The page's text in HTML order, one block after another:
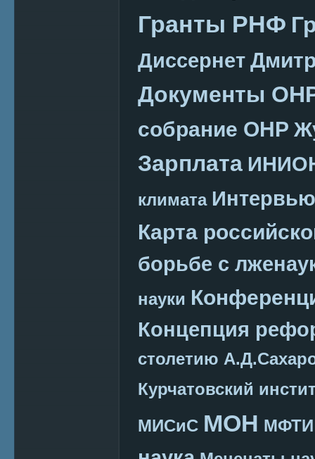
Гранты РНФ
Диссернет
Документы
собрание ОНР
Зарплата
климата Интервью
Карта
борьбе с
науки
Концепция
столетию
Курчатовский
МИСиС МОН МФТИ